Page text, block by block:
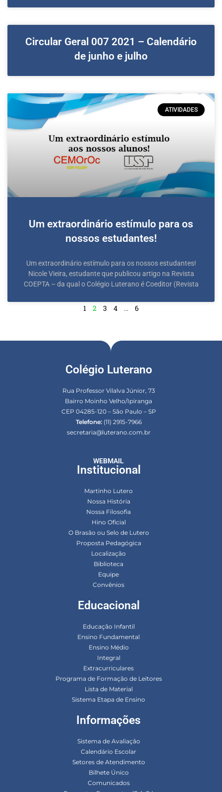
Circular Geral 007 2021 – Calendário
de junho e julho
ATIVIDADES
Um extraordinário estímulo para os
nossos estudantes!
Um extraordinário estímulo para os nossos estudantes!
Nicole Vieira, estudante que publicou artigo na Revista
COEPTA – da qual o Colégio Luterano é Coeditor (Revista
1 2 3 4 … 6
Colégio Luterano
Rua Professor Vilalva Júnior, 73
Bairro Moinho Velho/Ipiranga
CEP 04285-120 – São Paulo – SP
Telefone:(11) 2915-7966
secretaria@luterano.com.br
WEBMAIL
Institucional
Martinho Lutero
Nossa História
Nossa Filosofia
Hino Oficial
O Brasão ou Selo de Lutero
Proposta Pedagógica
Localização
Biblioteca
Equipe
Convênios
Educacional
Educação Infantil
Ensino Fundamental
Ensino Médio
Integral
Extracurriculares
Programa de Formação de Leitores
Lista de Material
Sistema Etapa de Ensino
Informações
Sistema de Avaliação
Calendário Escolar
Setores de Atendimento
Bilhete Único
Comunicados